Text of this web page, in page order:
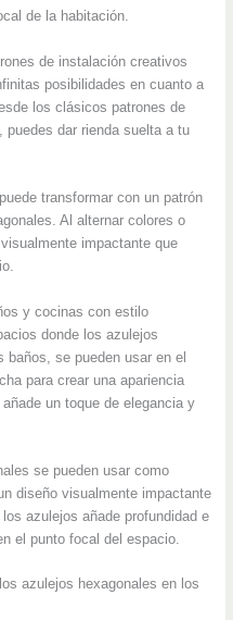
de la habitación.
de instalación creativos
posibilidades en cuanto a
los clásicos patrones de
dar rienda suelta a tu
transformar con un patrón
Al alternar colores o
impactante que
y cocinas con estilo
donde los azulejos
baños, se pueden usar en el
para crear una apariencia
un toque de elegancia y
se pueden usar como
diseño visualmente impactante
azulejos añade profundidad e
el punto focal del espacio.
azulejos hexagonales en los